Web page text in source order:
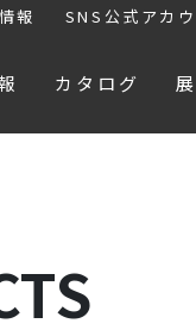
報 SNS公式アカ
カタログ